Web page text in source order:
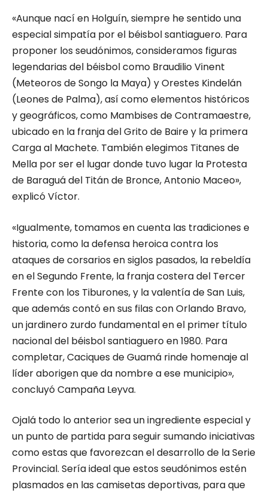
«Aunque nací en Holguín, siempre he sentido una
especial simpatía por el béisbol santiaguero. Para
proponer los seudónimos, consideramos figuras
legendarias del béisbol como Braudilio Vinent
(Meteoros de Songo la Maya) y Orestes Kindelán
(Leones de Palma), así como elementos históricos
y geográficos, como Mambises de Contramaestre,
ubicado en la franja del Grito de Baire y la primera
Carga al Machete. También elegimos Titanes de
Mella por ser el lugar donde tuvo lugar la Protesta
de Baraguá del Titán de Bronce, Antonio Maceo»,
explicó Víctor.
«Igualmente, tomamos en cuenta las tradiciones e
historia, como la defensa heroica contra los
ataques de corsarios en siglos pasados, la rebeldía
en el Segundo Frente, la franja costera del Tercer
Frente con los Tiburones, y la valentía de San Luis,
que además contó en sus filas con Orlando Bravo,
un jardinero zurdo fundamental en el primer título
nacional del béisbol santiaguero en 1980. Para
completar, Caciques de Guamá rinde homenaje al
líder aborigen que da nombre a ese municipio»,
concluyó Campaña Leyva.
Ojalá todo lo anterior sea un ingrediente especial y
un punto de partida para seguir sumando iniciativas
como estas que favorezcan el desarrollo de la Serie
Provincial. Sería ideal que estos seudónimos estén
plasmados en las camisetas deportivas, para que